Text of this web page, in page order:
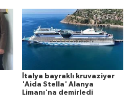
İtalya bayraklı kruvaziyer
'Aida Stella' Alanya
Limanı'na demirledi